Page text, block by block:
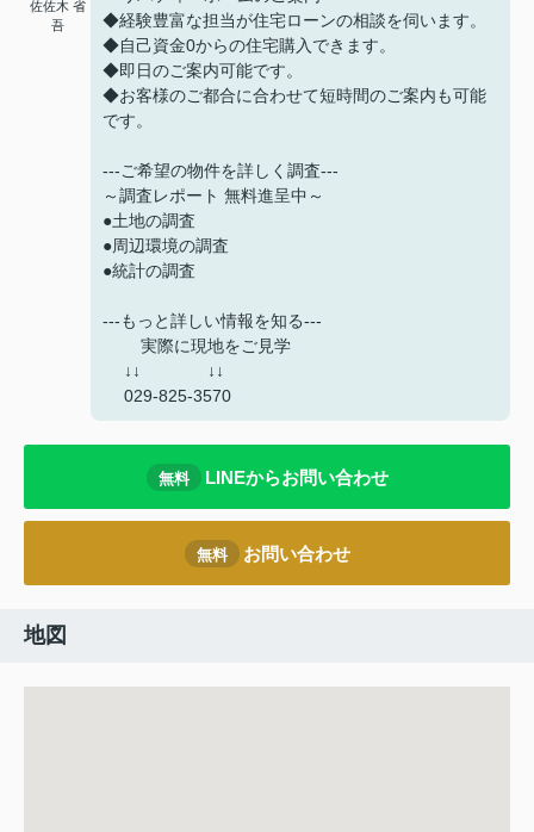
佐佐木 省
吾
◆経験豊富な担当が住宅ローンの相談を伺います。
◆自己資金0からの住宅購入できます。
◆即日のご案内可能です。
◆お客様のご都合に合わせて短時間のご案内も可能
です。
---ご希望の物件を詳しく調査---
～調査レポート 無料進呈中～
●土地の調査
●周辺環境の調査
●統計の調査
---もっと詳しい情報を知る---
実際に現地をご見学
↓↓ ↓↓
029-825-3570
無料 LINEからお問い合わせ
無料 お問い合わせ
地図